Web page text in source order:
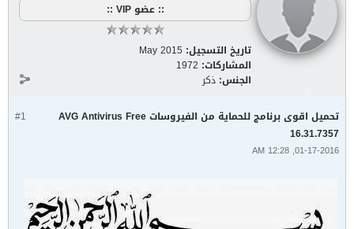
:: عضو VIP ::
تاريخ التسجيل: May 2015
المشاركات: 1972
الجنس: ذكر
#1
تحميل اقوى برنامج للحماية من الفيروسات AVG Antivirus Free
16.31.7357
01-17-2016, 12:28 AM